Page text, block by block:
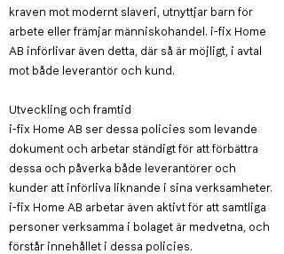
kraven mot modernt slaveri, utnyttjar barn för
arbete eller främjar människohandel. i-fix Home
AB införlivar även detta, där så är möjligt, i avtal
mot både leverantör och kund.
Utveckling och framtid
i-fix Home AB ser dessa policies som levande
dokument och arbetar ständigt för att förbättra
dessa och påverka både leverantörer och
kunder att införliva liknande i sina verksamheter.
i-fix Home AB arbetar även aktivt för att samtliga
personer verksamma i bolaget är medvetna, och
förstår innehållet i dessa policies.